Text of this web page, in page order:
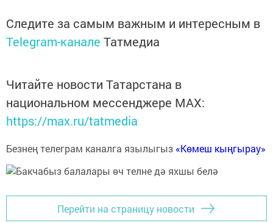
Следите за самым важным и интересным в
Telegram-канале Татмедиа
Читайте новости Татарстана в
национальном мессенджере MАХ:
https://max.ru/tatmedia
Безнең телеграм каналга язылыгыз «Көмеш кыңгырау»
Перейти на страницу новости